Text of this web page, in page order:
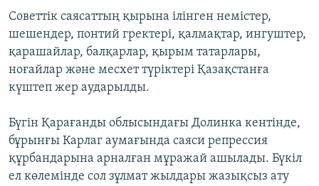
Советтік саясаттың қырына ілінген немістер,
шешендер, понтий гректері, қалмақтар, ингуштер,
қарашайлар, балқарлар, қырым татарлары,
ноғайлар және месхет түріктері Қазақстанға
күштеп жер аударылды.
Бүгін Қарағанды облысындағы Долинка кентінде,
бұрынғы Карлаг аумағында саяси репрессия
құрбандарына арналған мұражай ашылады. Бүкіл
ел көлемінде сол зұлмат жылдары жазықсыз ату